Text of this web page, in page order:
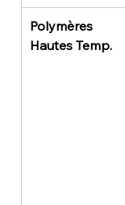
Polymères
Hautes Temp.